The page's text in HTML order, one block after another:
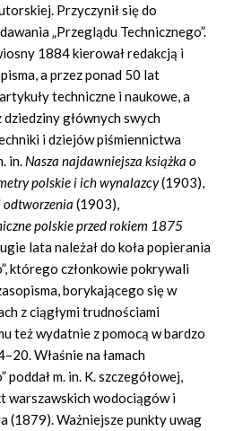
Przyczynił się do
„Przeglądu Technicznego”.
1884 kierował redakcją i
a przez ponad 50 lat
techniczne i naukowe, a
głównych swych
i dziejów piśmiennictwa
in. Nasza najdawniejsza książka o
polskie i ich wynalazcy(1903),
odtworzenia(1903),
polskie przed rokiem 1875
lata należał do koła popierania
którego członkowie pokrywali
borykającego się w
z ciągłymi trudnościami
też wydatnie z pomocą w bardzo
Właśnie na łamach
poddał m. in. K. szczegółowej,
warszawskich wodociągów i
(1879). Ważniejsze punkty uwag